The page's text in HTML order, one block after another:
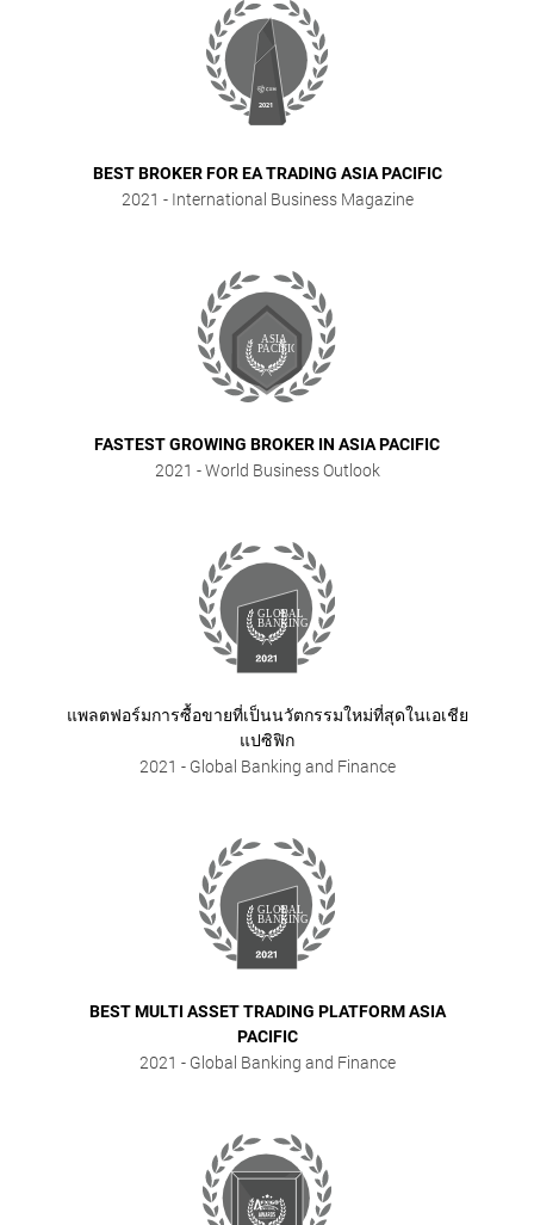
BEST BROKER FOR EA TRADING ASIA PACIFIC
2021 - International Business Magazine
FASTEST GROWING BROKER IN ASIA PACIFIC
2021 - World Business Outlook
แพลตฟอร์มการซื้อขายที่เป็นนวัตกรรมใหม่ที่สุดในเอเชีย
แปซิฟิก
2021 - Global Banking and Finance
BEST MULTI ASSET TRADING PLATFORM ASIA
PACIFIC
2021 - Global Banking and Finance